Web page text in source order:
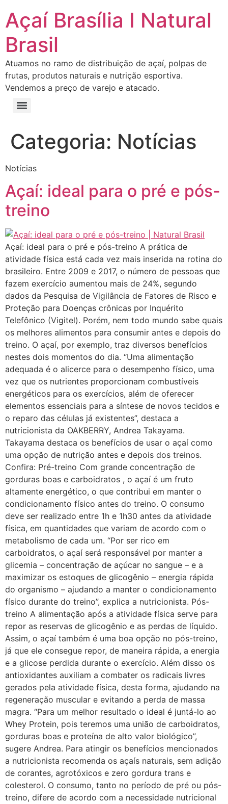
Açaí Brasília I Natural
Brasil
Atuamos no ramo de distribuição de açaí, polpas de
frutas, produtos naturais e nutrição esportiva.
Vendemos a preço de varejo e atacado.
Categoria: Notícias
Notícias
Açaí: ideal para o pré e pós-
treino
Açaí: ideal para o pré e pós-treino A prática de
atividade física está cada vez mais inserida na rotina do
brasileiro. Entre 2009 e 2017, o número de pessoas que
fazem exercício aumentou mais de 24%, segundo
dados da Pesquisa de Vigilância de Fatores de Risco e
Proteção para Doenças crônicas por Inquérito
Telefônico (Vigitel). Porém, nem todo mundo sabe quais
os melhores alimentos para consumir antes e depois do
treino. O açaí, por exemplo, traz diversos benefícios
nestes dois momentos do dia. “Uma alimentação
adequada é o alicerce para o desempenho físico, uma
vez que os nutrientes proporcionam combustíveis
energéticos para os exercícios, além de oferecer
elementos essenciais para a síntese de novos tecidos e
o reparo das células já existentes”, destaca a
nutricionista da OAKBERRY, Andrea Takayama.
Takayama destaca os benefícios de usar o açaí como
uma opção de nutrição antes e depois dos treinos.
Confira: Pré-treino Com grande concentração de
gorduras boas e carboidratos , o açaí é um fruto
altamente energético, o que contribui em manter o
condicionamento físico antes do treino. O consumo
deve ser realizado entre 1h e 1h30 antes da atividade
física, em quantidades que variam de acordo com o
metabolismo de cada um. “Por ser rico em
carboidratos, o açaí será responsável por manter a
glicemia – concentração de açúcar no sangue – e a
maximizar os estoques de glicogênio – energia rápida
do organismo – ajudando a manter o condicionamento
físico durante do treino”, explica a nutricionista. Pós-
treino A alimentação após a atividade física serve para
repor as reservas de glicogênio e as perdas de líquido.
Assim, o açaí também é uma boa opção no pós-treino,
já que ele consegue repor, de maneira rápida, a energia
e a glicose perdida durante o exercício. Além disso os
antioxidantes auxiliam a combater os radicais livres
gerados pela atividade física, desta forma, ajudando na
regeneração muscular e evitando a perda de massa
magra. “Para um melhor resultado o ideal é juntá-lo ao
Whey Protein, pois teremos uma união de carboidratos,
gorduras boas e proteína de alto valor biológico”,
sugere Andrea. Para atingir os benefícios mencionados
a nutricionista recomenda os açaís naturais, sem adição
de corantes, agrotóxicos e zero gordura trans e
colesterol. O consumo, tanto no período de pré ou pós-
treino, difere de acordo com a necessidade nutricional